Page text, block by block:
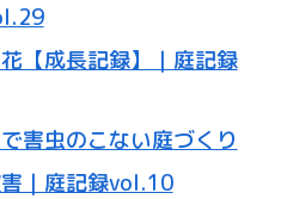
【成長記録】｜庭記録
害虫のこない庭づくり
害｜庭記録vol.10